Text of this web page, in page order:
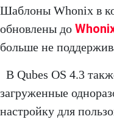
Шаблоны Whonix в
обновлены до
больше не
В Qubes OS 4.3
загруженные
настройку для